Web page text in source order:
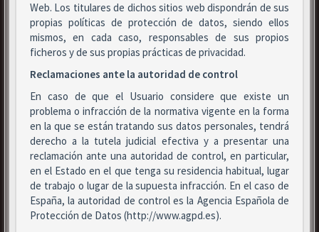
Web. Los titulares de dichos sitios web dispondrán de sus
propias políticas de protección de datos, siendo ellos
mismos, en cada caso, responsables de sus propios
ficheros y de sus propias prácticas de privacidad.
Reclamaciones ante la autoridad de control
En caso de que el Usuario considere que existe un
problema o infracción de la normativa vigente en la forma
en la que se están tratando sus datos personales, tendrá
derecho a la tutela judicial efectiva y a presentar una
reclamación ante una autoridad de control, en particular,
en el Estado en el que tenga su residencia habitual, lugar
de trabajo o lugar de la supuesta infracción. En el caso de
España, la autoridad de control es la Agencia Española de
Protección de Datos (http://www.agpd.es).